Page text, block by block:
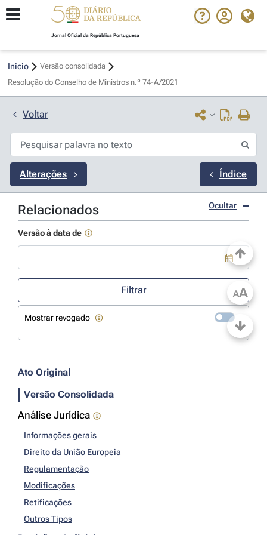
Jornal Oficial da República Portuguesa
Início
Versão consolidada
Resolução do Conselho de Ministros n.º 74-A/2021
Voltar
Alterações Índice
Relacionados Ocultar
Versão à data de
Filtrar
Mostrar revogado
Ato Original
Versão Consolidada
Análise Jurídica
Informações gerais
Direito da União Europeia
Regulamentação
Modificações
Retificações
Outros Tipos
AA